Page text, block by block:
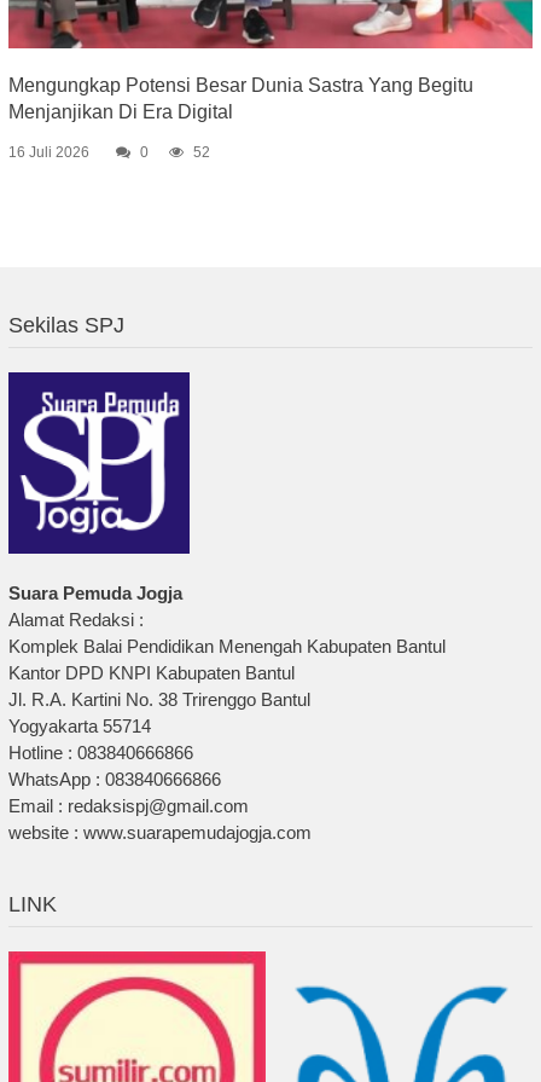
Mengungkap Potensi Besar Dunia Sastra Yang Begitu
Menjanjikan Di Era Digital
16 Juli 2026 0 52
Sekilas SPJ
Suara Pemuda Jogja
Alamat Redaksi :
Komplek Balai Pendidikan Menengah Kabupaten Bantul
Kantor DPD KNPI Kabupaten Bantul
Jl. R.A. Kartini No. 38 Trirenggo Bantul
Yogyakarta 55714
Hotline : 083840666866
WhatsApp : 083840666866
Email : redaksispj@gmail.com
website : www.suarapemudajogja.com
LINK